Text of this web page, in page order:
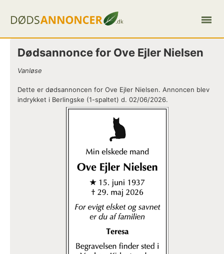
Dødsannonce for Ove Ejler Nielsen
Vanløse
Dette er dødsannoncen for Ove Ejler Nielsen. Annoncen blev
indrykket i Berlingske (1-spaltet) d. 02/06/2026.